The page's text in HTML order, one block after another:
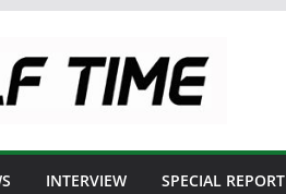
INTERVIEW SPECIAL REPORT